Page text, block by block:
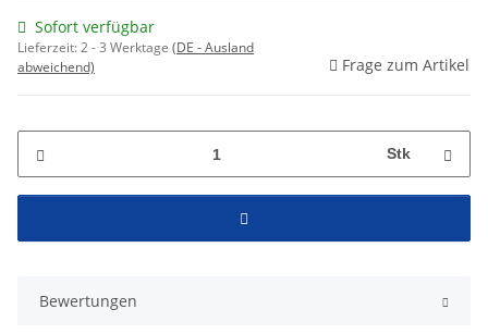
Sofort verfügbar
Lieferzeit:2 - 3 Werktage (DE - Ausland
abweichend)
Frage zum Artikel
Stk
Bewertungen